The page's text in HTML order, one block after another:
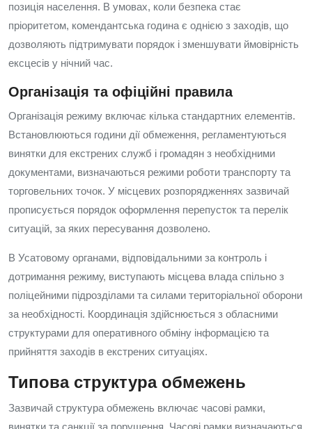
позиція населення. В умовах, коли безпека стає
пріоритетом, комендантська година є однією з заходів, що
дозволяють підтримувати порядок і зменшувати ймовірність
ексцесів у нічний час.
Організація та офіційні правила
Організація режиму включає кілька стандартних елементів.
Встановлюються години дії обмеження, регламентуються
винятки для екстрених служб і громадян з необхідними
документами, визначаються режими роботи транспорту та
торговельних точок. У місцевих розпорядженнях зазвичай
прописується порядок оформлення перепусток та перелік
ситуацій, за яких пересування дозволено.
В Усатовому органами, відповідальними за контроль і
дотримання режиму, виступають місцева влада спільно з
поліцейними підрозділами та силами територіальної оборони
за необхідності. Координація здійснюється з обласними
структурами для оперативного обміну інформацією та
прийняття заходів в екстрених ситуаціях.
Типова структура обмежень
Зазвичай структура обмежень включає часові рамки,
винятки та санкції за порушення. Часові рамки визначаються